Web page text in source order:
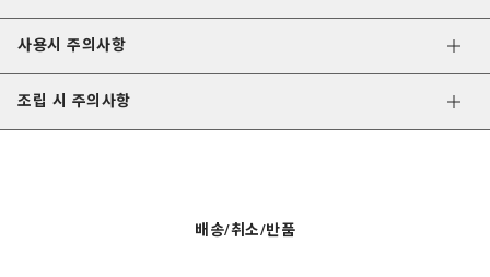
사용시 주의사항
조립 시 주의사항
배송/취소/반품